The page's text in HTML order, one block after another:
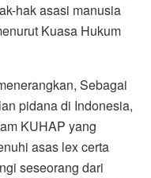
hak asasi manusia
Kuasa Hukum
Sebagai
pidana di Indonesia,
KUHAP yang
asas lex certa
seseorang dari